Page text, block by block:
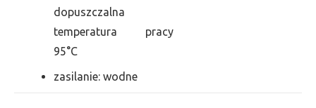
dopuszczalna
temperatura pracy
95°C
zasilanie: wodne